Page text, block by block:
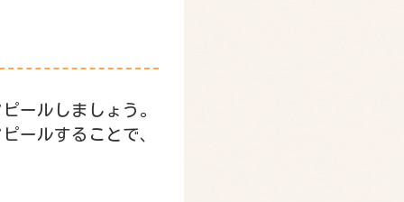
ールしましょう。
ールすることで、